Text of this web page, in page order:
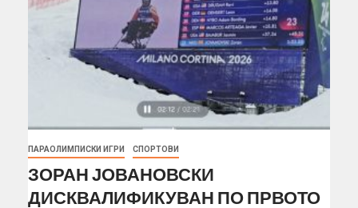
ПАРАОЛИМПИСКИ ИГРИ СПОРТОВИ
ЗОРАН ЈОВАНОВСКИ
ДИСКВАЛИФИКУВАН ПО ПРВОТО